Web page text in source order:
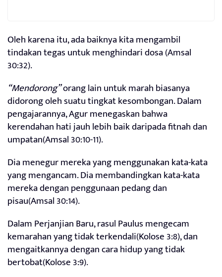
Oleh karena itu, ada baiknya kita mengambil
tindakan tegas untuk menghindari dosa (Amsal
30:32).
“Mendorong”orang lain untuk marah biasanya
didorong oleh suatu tingkat kesombongan. Dalam
pengajarannya, Agur menegaskan bahwa
kerendahan hati jauh lebih baik daripada fitnah dan
umpatan(Amsal 30:10-11).
Dia menegur mereka yang menggunakan kata-kata
yang mengancam. Dia membandingkan kata-kata
mereka dengan penggunaan pedang dan
pisau(Amsal 30:14).
Dalam Perjanjian Baru, rasul Paulus mengecam
kemarahan yang tidak terkendali(Kolose 3:8), dan
mengaitkannya dengan cara hidup yang tidak
bertobat(Kolose 3:9).